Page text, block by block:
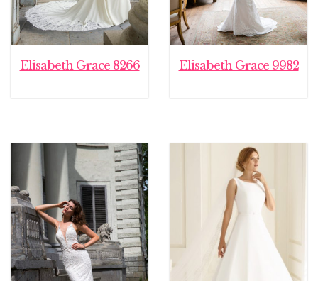
Elisabeth Grace 8266 Elisabeth Grace 9982